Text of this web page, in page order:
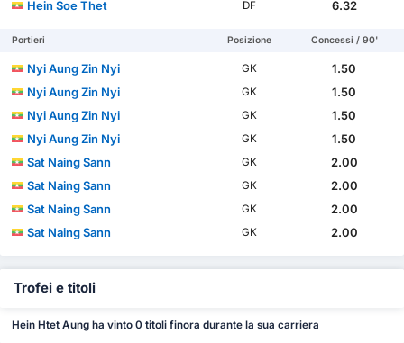
Hein Soe Thet
DF 6.32
Portieri Posizione Concessi / 90'
Nyi Aung Zin Nyi GK
1.50
Nyi Aung Zin Nyi
GK
1.50
Nyi Aung Zin Nyi
GK
1.50
Nyi Aung Zin Nyi
GK
1.50
Sat Naing Sann
GK
2.00
Sat Naing Sann
GK
2.00
Sat Naing Sann
GK
2.00
Sat Naing Sann
GK 2.00
Trofei e titoli
Hein Htet Aung ha vinto 0 titoli finora durante la sua carriera